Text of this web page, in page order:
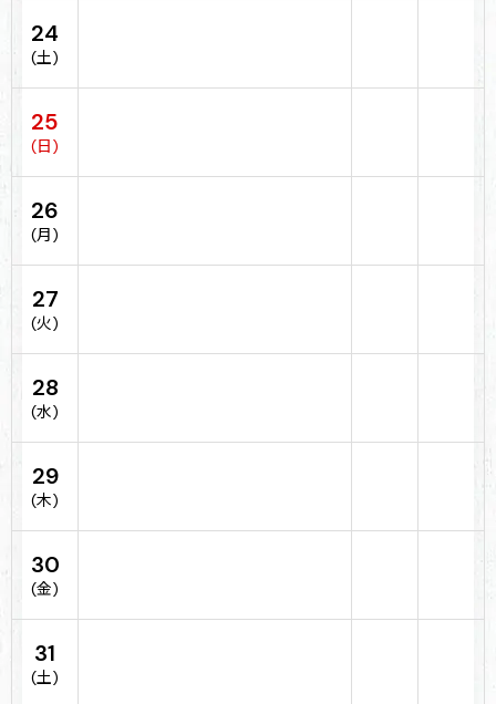
24
(土)
25
(日)
26
(月)
27
(火)
28
(水)
29
(木)
30
(金)
31
(土)